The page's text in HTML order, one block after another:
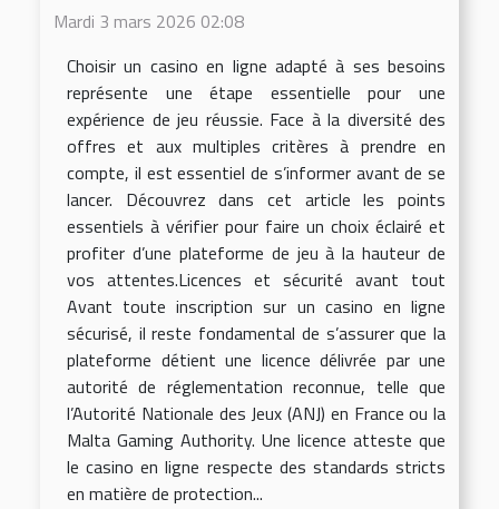
Mardi 3 mars 2026 02:08
Choisir un casino en ligne adapté à ses besoins
représente une étape essentielle pour une
expérience de jeu réussie. Face à la diversité des
offres et aux multiples critères à prendre en
compte, il est essentiel de s’informer avant de se
lancer. Découvrez dans cet article les points
essentiels à vérifier pour faire un choix éclairé et
profiter d’une plateforme de jeu à la hauteur de
vos attentes.Licences et sécurité avant tout
Avant toute inscription sur un casino en ligne
sécurisé, il reste fondamental de s’assurer que la
plateforme détient une licence délivrée par une
autorité de réglementation reconnue, telle que
l’Autorité Nationale des Jeux (ANJ) en France ou la
Malta Gaming Authority. Une licence atteste que
le casino en ligne respecte des standards stricts
en matière de protection...